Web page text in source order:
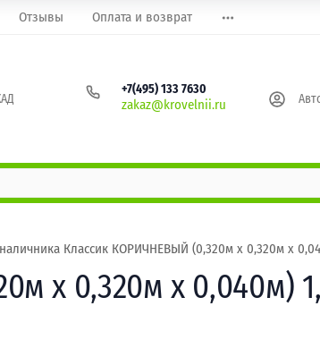
Отзывы Оплата и возврат
+7(495) 133 7630
zakaz@krovelnii.ru
Классик КОРИЧНЕВЫЙ (0,320м х 0,320м х
х 0,320м х 0,040м)